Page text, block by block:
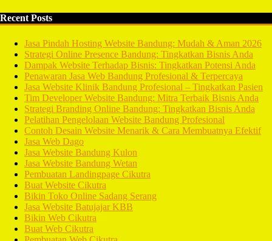
Recent Posts
Jasa Pindah Hosting Website Bandung: Mudah & Aman 2026
Strategi Online Presence Bandung: Tingkatkan Bisnis Anda
Dampak Website Terhadap Bisnis: Tingkatkan Potensi Anda
Penawaran Jasa Web Bandung Profesional & Terpercaya
Jasa Website Klinik Bandung Profesional – Tingkatkan Pasien
Tim Developer Website Bandung: Mitra Terbaik Bisnis Anda
Strategi Branding Online Bandung: Tingkatkan Bisnis Anda
Pelatihan Pengelolaan Website Bandung Profesional
Contoh Desain Website Menarik & Cara Membuatnya Efektif
Jasa Web Dago
Jasa Website Bandung Kulon
Jasa Website Bandung Wetan
Pembuatan Landingpage Cikutra
Buat Website Cikutra
Bikin Toko Online Sadang Serang
Jasa Website Batujajar KBB
Bikin Web Cikutra
Buat Web Cikutra